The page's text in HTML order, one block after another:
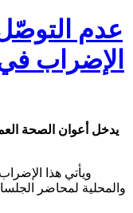
عدم
الإضراب
يدخل أعوان الصحة
ويأتي هذا
والمحلية لمحاضر